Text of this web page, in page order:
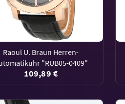
Raoul U. Braun Herren-
"RUB05-0409"
109,89 €